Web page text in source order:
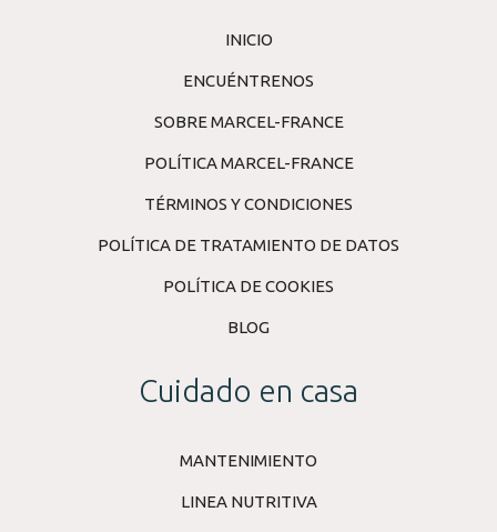
INICIO
ENCUÉNTRENOS
SOBRE MARCEL-FRANCE
POLÍTICA MARCEL-FRANCE
TÉRMINOS Y CONDICIONES
POLÍTICA DE TRATAMIENTO DE DATOS
POLÍTICA DE COOKIES
BLOG
Cuidado en casa
MANTENIMIENTO
LINEA NUTRITIVA